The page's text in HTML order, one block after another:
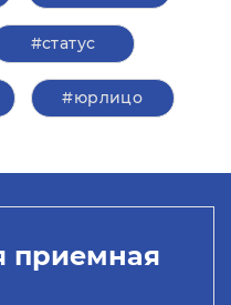
#статус
#юрлицо
приемная